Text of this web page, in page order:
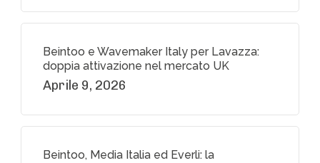
Beintoo e Wavemaker Italy per Lavazza:
doppia attivazione nel mercato UK
Aprile 9, 2026
Beintoo, Media Italia ed Everli: la